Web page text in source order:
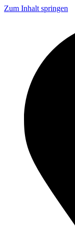
Zum Inhalt springen